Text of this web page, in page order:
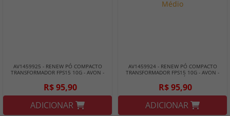
AV1459925 - RENEW PÓ COMPACTO
TRANSFORMADOR FPS15 10G - AVON -
R$ 95,90
ADICIONAR
AV1459924 - RENEW PÓ COMPACTO
TRANSFORMADOR FPS15 10G - AVON -
CASTANHO MÉDIO
R$ 95,90
ADICIONAR